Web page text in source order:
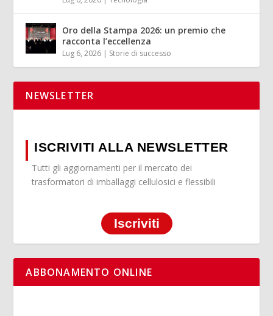
Oro della Stampa 2026: un premio che
racconta l’eccellenza
Lug 6, 2026 | Storie di successo
NEWSLETTER
ISCRIVITI ALLA NEWSLETTER
Tutti gli aggiornamenti per il mercato dei
trasformatori di imballaggi cellulosici e flessibili
Iscriviti
ABBONAMENTO ONLINE